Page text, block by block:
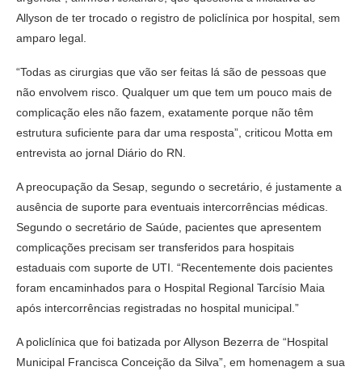
Allyson de ter trocado o registro de policlínica por hospital, sem
amparo legal.
“Todas as cirurgias que vão ser feitas lá são de pessoas que
não envolvem risco. Qualquer um que tem um pouco mais de
complicação eles não fazem, exatamente porque não têm
estrutura suficiente para dar uma resposta”, criticou Motta em
entrevista ao jornal Diário do RN.
A preocupação da Sesap, segundo o secretário, é justamente a
ausência de suporte para eventuais intercorrências médicas.
Segundo o secretário de Saúde, pacientes que apresentem
complicações precisam ser transferidos para hospitais
estaduais com suporte de UTI. “Recentemente dois pacientes
foram encaminhados para o Hospital Regional Tarcísio Maia
após intercorrências registradas no hospital municipal.”
A policlínica que foi batizada por Allyson Bezerra de “Hospital
Municipal Francisca Conceição da Silva”, em homenagem a sua